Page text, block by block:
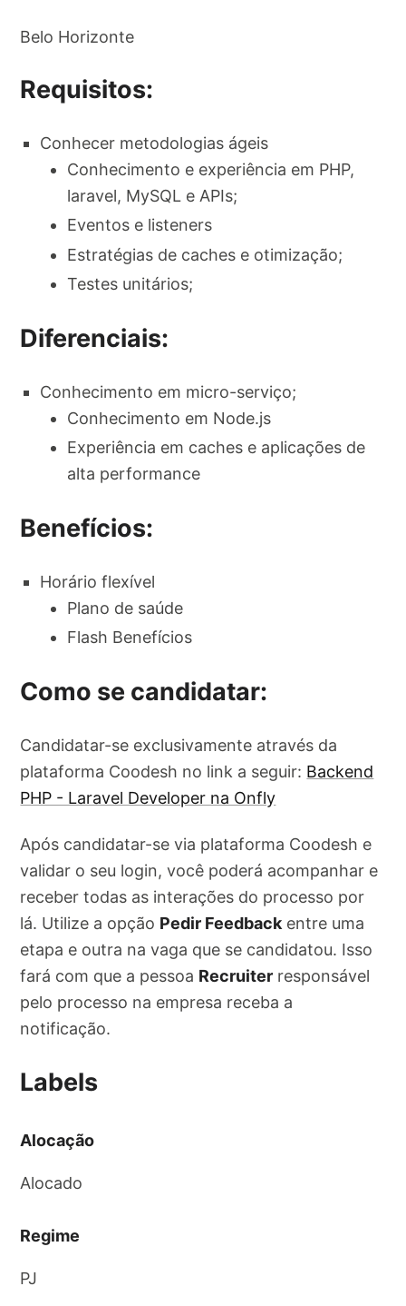
Belo Horizonte
Requisitos:
Conhecer metodologias ágeis
Conhecimento e experiência em PHP,
laravel, MySQL e APIs;
Eventos e listeners
Estratégias de caches e otimização;
Testes unitários;
Diferenciais:
Conhecimento em micro-serviço;
Conhecimento em Node.js
Experiência em caches e aplicações de
alta performance
Benefícios:
Horário flexível
Plano de saúde
Flash Benefícios
Como se candidatar:
Candidatar-se exclusivamente através da
plataforma Coodesh no link a seguir: Backend
PHP - Laravel Developer na Onfly
Após candidatar-se via plataforma Coodesh e
validar o seu login, você poderá acompanhar e
receber todas as interações do processo por
lá. Utilize a opção Pedir Feedback entre uma
etapa e outra na vaga que se candidatou. Isso
fará com que a pessoa Recruiter responsável
pelo processo na empresa receba a
notificação.
Labels
Alocação
Alocado
Regime
PJ